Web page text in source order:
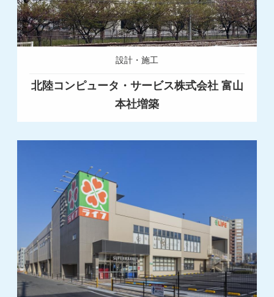
設計・施工
北陸コンピュータ・サービス株式会社 富山
本社増築